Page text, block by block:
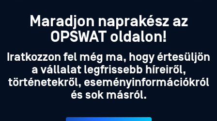
Maradjon naprakész az
OPSWAT oldalon!
Iratkozzon fel még ma, hogy értesüljön
a vállalat legfrissebb híreiről,
történetekről, eseményinformációkról
és sok másról.